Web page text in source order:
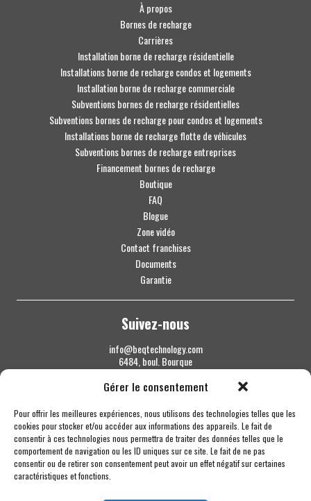
Gérer le consentement
Pour offrir les meilleures expériences, nous utilisons des technologies telles que les
cookies pour stocker et/ou accéder aux informations des appareils. Le fait de
consentir à ces technologies nous permettra de traiter des données telles que le
comportement de navigation ou les ID uniques sur ce site. Le fait de ne pas
consentir ou de retirer son consentement peut avoir un effet négatif sur certaines
caractéristiques et fonctions.
À propos
Bornes de recharge
Carrières
Installation borne de recharge résidentielle
Installations borne de recharge condos et logements
Installation borne de recharge commerciale
Subventions bornes de recharge résidentielles
Subventions bornes de recharge pour condos et logements
Installations borne de recharge flotte de véhicules
Subventions bornes de recharge entreprises
Financement bornes de recharge
Boutique
FAQ
Blogue
Zone vidéo
Contact franchises
Documents
Garantie
Suivez-nous
info@beqtechnology.com
6484, boul. Bourque
Sherbrooke QC J1N 1H3
1 844 427-7800